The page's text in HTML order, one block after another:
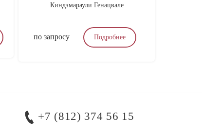
Киндзмараули Генацвале
по запросу Подробнее
+7 (812) 374 56 15